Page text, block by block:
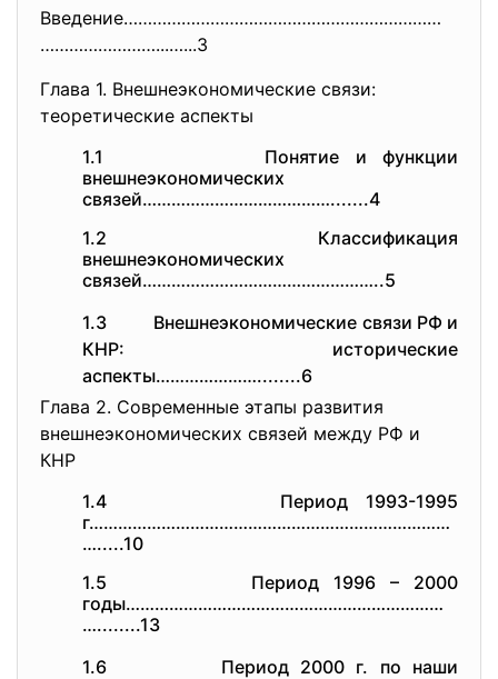
Введение…………………………………………………………
……………………...…...3
Глава 1. Внешнеэкономические связи:
теоретические аспекты
1.1 Понятие и функции
внешнеэкономических
связей………………………………….......4
1.2 Классификация
внешнеэкономических
связей…………………………………………..5
1.3 Внешнеэкономические связи РФ и
КНР: исторические
аспекты…………………........6
Глава 2. Современные этапы развития
внешнеэкономических связей между РФ и
КНР
1.4 Период 1993-1995
г…………………………………………………………………
….....10
1.5 Период 1996 – 2000
годы…………………………………………………………
…........13
1.6 Период 2000 г. по наши